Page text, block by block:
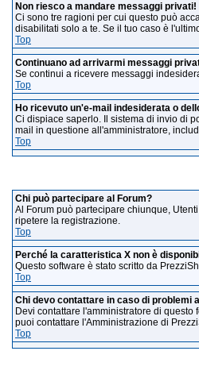
Non riesco a mandare messaggi privati!
Ci sono tre ragioni per cui questo può
disabilitati solo a te. Se il tuo caso è
Top
Continuano ad arrivarmi messaggi
Se continui a ricevere messaggi
Top
Ho ricevuto un'e-mail indesiderata o
Ci dispiace saperlo. Il sistema di invio di
mail in questione all'amministratore,
Top
Chi può partecipare al Forum?
Al Forum può partecipare chiunque,
ripetere la registrazione.
Top
Perché la caratteristica X non è
Questo software è stato scritto da
Top
Chi devo contattare in caso di problemi
Devi contattare l'amministratore di
puoi contattare l'Amministrazione di
Top